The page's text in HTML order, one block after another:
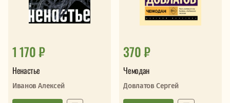
1 170 ₽
Ненастье
Иванов Алексей
370 ₽
Чемодан
Довлатов Сергей